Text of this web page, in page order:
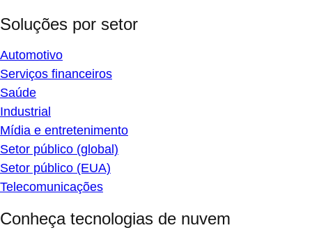
Soluções por setor
Automotivo
Serviços financeiros
Saúde
Industrial
Mídia e entretenimento
Setor público (global)
Setor público (EUA)
Telecomunicações
Conheça tecnologias de nuvem